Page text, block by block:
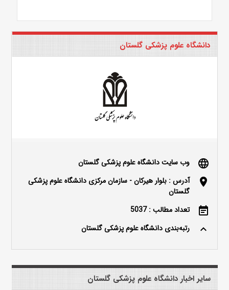
دانشگاه علوم پزشکی گلستان
language وب سایت دانشگاه علوم پزشکی گلستان
location_on
آدرس : بلوار هیرکان - سازمان مرکزی دانشگاه علوم پزشکی
گلستان
event_note تعداد مطالب : 5037
keyboard_arrow_up رتبه‌بندی دانشگاه علوم پزشکی گلستان
سایر اخبار دانشگاه علوم پزشکی گلستان